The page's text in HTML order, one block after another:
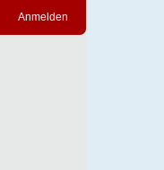
Anmelden